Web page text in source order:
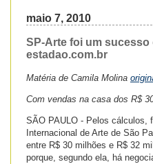
maio 7, 2010
SP-Arte foi um sucesso
estadao.com.br
Matéria de Camila Molina
Com vendas na casa dos R$
SÃO PAULO - Pelos cálculos,
Internacional de Arte de São
entre R$ 30 milhões e R$ 32
porque, segundo ela, há